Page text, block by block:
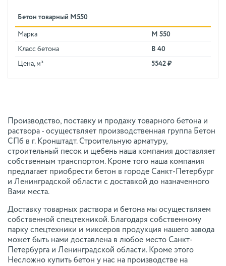
Бетон товарный М550
Марка М 550
Класс бетона В 40
Цена, м³ 5542 ₽
Производство, поставку и продажу товарного бетона и
раствора - осуществляет производственная группа Бетон
СПб в г. Кронштадт. Строительную арматуру,
строительный песок и щебень наша компания доставляет
собственным транспортом. Кроме того наша компания
предлагает приобрести бетон в городе Санкт-Петербург
и Ленинградской области с доставкой до назначенного
Вами места.
Доставку товарных раствора и бетона мы осуществляем
собственной спецтехникой. Благодаря собственному
парку спецтехники и миксеров продукция нашего завода
может быть нами доставлена в любое место Санкт-
Петербурга и Ленинградской области. Кроме этого
Несложно купить бетон у нас на производстве на